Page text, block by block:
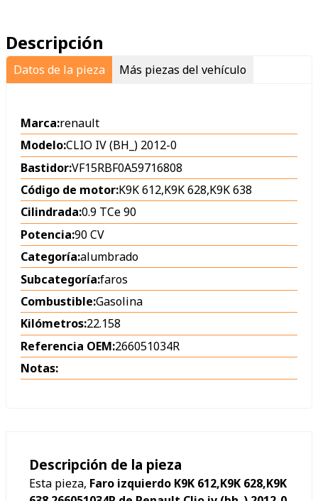
Descripción
Datos de la pieza Más piezas del vehículo
Marca:renault
Modelo:CLIO IV (BH_) 2012-0
Bastidor:VF15RBF0A59716808
Código de motor:K9K 612,K9K 628,K9K 638
Cilindrada:0.9 TCe 90
Potencia:90 CV
Categoría:alumbrado
Subcategoría:faros
Combustible:Gasolina
Kilómetros:22.158
Referencia OEM:266051034R
Notas:
Descripción de la pieza
Esta pieza, Faro izquierdo K9K 612,K9K 628,K9K